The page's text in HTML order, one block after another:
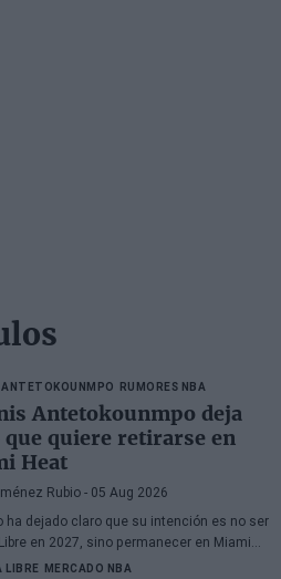
ANTETOKOUNMPO RUMORES NBA
Antetokounmpo deja
que quiere retirarse en
Heat
Rubio - 05 Aug 2026
ha dejado claro que su intención es no ser
en 2027, sino permanecer en Miami
el final de sus días en la NBA.
LIBRE MERCADO NBA